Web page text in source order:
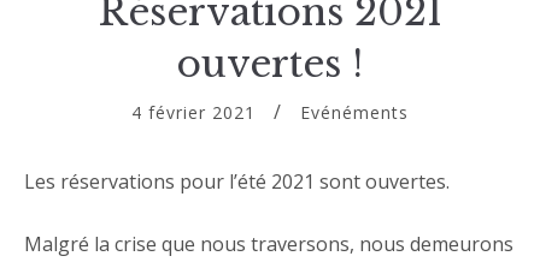
Réservations 2021
ouvertes !
4 février 2021 Evénéments
Les réservations pour l’été 2021 sont ouvertes.
Malgré la crise que nous traversons, nous demeurons